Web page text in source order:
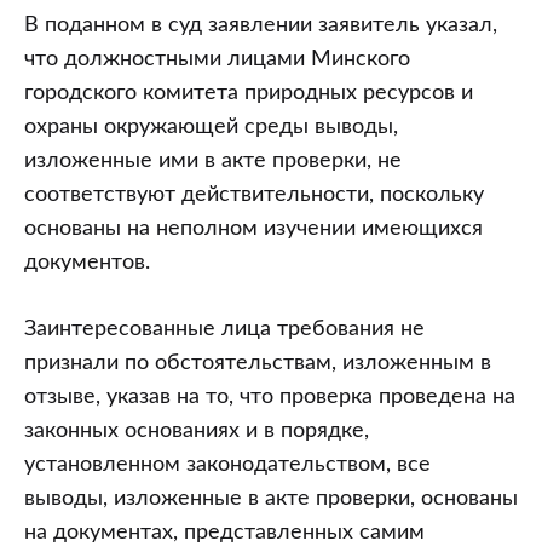
судебного
разбирательства
при
обжаловании
их
действий
В поданном в суд заявлении заявитель указал,
что должностными лицами Минского
городского комитета природных ресурсов и
охраны окружающей среды выводы,
изложенные ими в акте проверки, не
соответствуют действительности, поскольку
основаны на неполном изучении имеющихся
документов.
Заинтересованные лица требования не
признали по обстоятельствам, изложенным в
отзыве, указав на то, что проверка проведена на
законных основаниях и в порядке,
установленном законодательством, все
выводы, изложенные в акте проверки, основаны
на документах, представленных самим